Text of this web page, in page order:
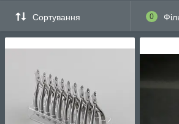
Підставки для манікюрних ножиць,
щипців, пушерів і шаберів пропонуються
для зберігання інструментів, що зручно в
використанні інструментів.
Сортування 0